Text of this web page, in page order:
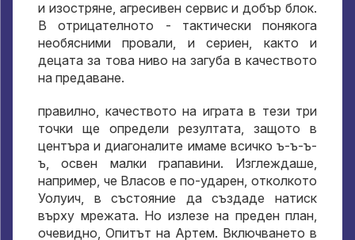
и изостряне, агресивен сервис и добър блок.
В отрицателното - тактически понякога
необясними провали, и сериен, както и
децата за това ниво на загуба в качеството
на предаване.
правилно, качеството на играта в тези три
точки ще определи резултата, защото в
центъра и диагоналите имаме всичко ъ-ъ-ъ-
ъ, освен малки грапавини. Изглеждаше,
например, че Власов е по-ударен, отколкото
Уолуич, в състояние да създаде натиск
върху мрежата. Но излезе на преден план,
очевидно, Опитът на Артем. Включването в